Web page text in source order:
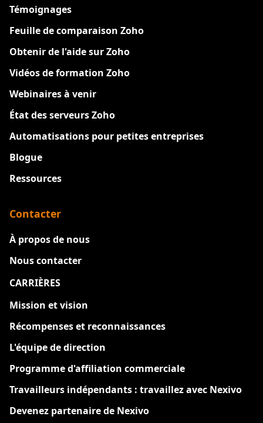
Témoignages
Feuille de comparaison Zoho
Obtenir de l'aide sur Zoho
Vidéos de formation Zoho
Webinaires à venir
État des serveurs Zoho
Automatisations pour petites entreprises
Blogue
Ressources
Contacter
À propos de nous
Nous contacter
CARRIÈRES
Mission et vision
Récompenses et reconnaissances
L'équipe de direction
Programme d'affiliation commerciale
Travailleurs indépendants : travaillez avec Nexivo
Devenez partenaire de Nexivo